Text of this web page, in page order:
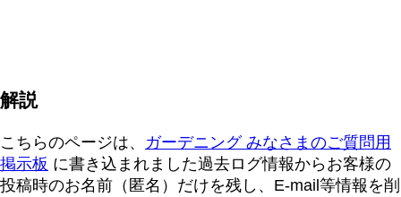
解説
こちらのページは、 ガーデニング みなさまのご質問用
掲示板 に書き込まれました過去ログ情報からお客様の
投稿時のお名前（匿名）だけを残し、E-mail等情報を削